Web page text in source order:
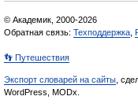
© Академик, 2000-2026
Обратная связь: Техподдержка
👣 Путешествия
Экспорт словарей на сайты ,
WordPress, MODx.